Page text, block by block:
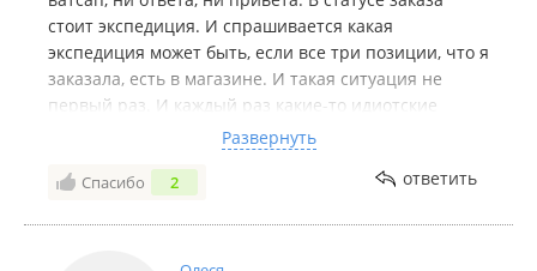
приготовились. Понимаю, если бы это был магазин
"сельпо", но у Вас сеть магазинов, так держите
марку сети. Прошу управляющему менеджменту
обратить внимание на процессы работы, явные
недоработки. Вы ведь для людей работаете все-
таки, а не просто ходите за зарплатой.
стоит экспедиция. И спрашивается какая
экспедиция может быть, если все три позиции, что я
заказала, есть в магазине. И такая ситуация не
первый раз. И каждый раз какие-то идиотские
отговорки, то товар был, но оказался бракованным,
то ещё что-то. Спрашивается, зачем нужен
интернет магазин, если там не достоверная
Развернуть
Спасибо 2 ответить